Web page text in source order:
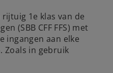
1e klas van de
(SBB CFF FFS) met
ingangen aan elke
Zoals in gebruik